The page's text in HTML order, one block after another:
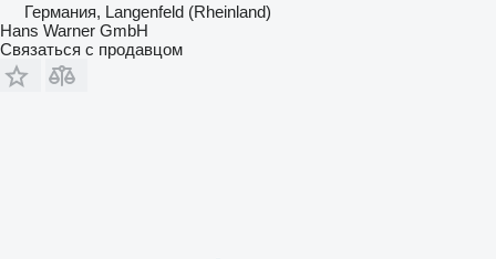
Германия, Langenfeld (Rheinland)
Hans Warner GmbH
Связаться с продавцом